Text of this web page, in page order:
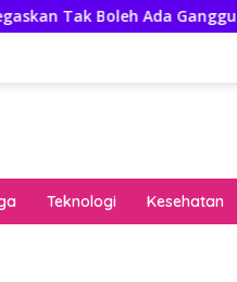
Ada Gangguan Pasokan
Teknologi Kesehatan